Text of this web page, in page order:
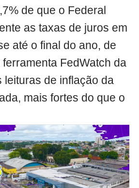
de que o Federal
as taxas de juros em
até o final do ano, de
FedWatch da
leituras de inflação da
mais fortes do que o